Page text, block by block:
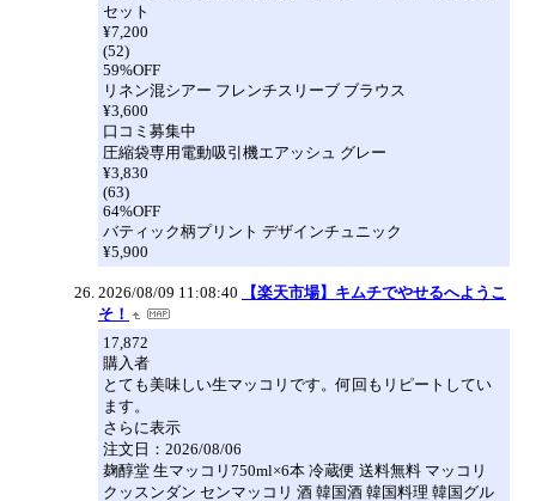
セット
¥7,200
(52)
59%OFF
リネン混シアー フレンチスリーブ ブラウス
¥3,600
口コミ募集中
圧縮袋専用電動吸引機エアッシュ グレー
¥3,830
(63)
64%OFF
バティック柄プリント デザインチュニック
¥5,900
2026/08/09 11:08:40
【楽天市場】キムチでやせるへようこ
そ！
17,872
購入者
とても美味しい生マッコリです。何回もリピートしてい
ます。
さらに表示
注文日：2026/08/06
麹醇堂 生マッコリ750ml×6本 冷蔵便 送料無料 マッコリ
クッスンダン センマッコリ 酒 韓国酒 韓国料理 韓国グル